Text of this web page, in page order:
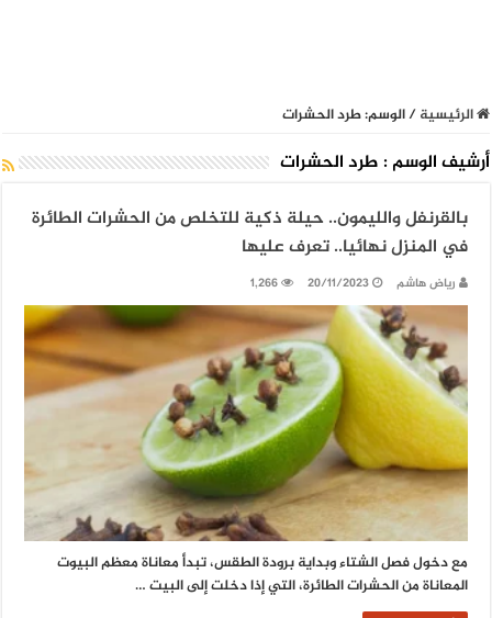
الرئيسية/الوسم:طرد الحشرات
أرشيف الوسم : طرد الحشرات
بالقرنفل والليمون.. حيلة ذكية للتخلص من الحشرات الطائرة
في المنزل نهائيا.. تعرف عليها
رياض هاشم 20/11/2023
1,266
مع دخول فصل الشتاء وبداية برودة الطقس، تبدأ معاناة معظم البيوت
المعاناة من الحشرات الطائرة، التي إذا دخلت إلى البيت …